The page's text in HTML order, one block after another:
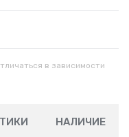
в зависимости
НАЛИЧИЕ